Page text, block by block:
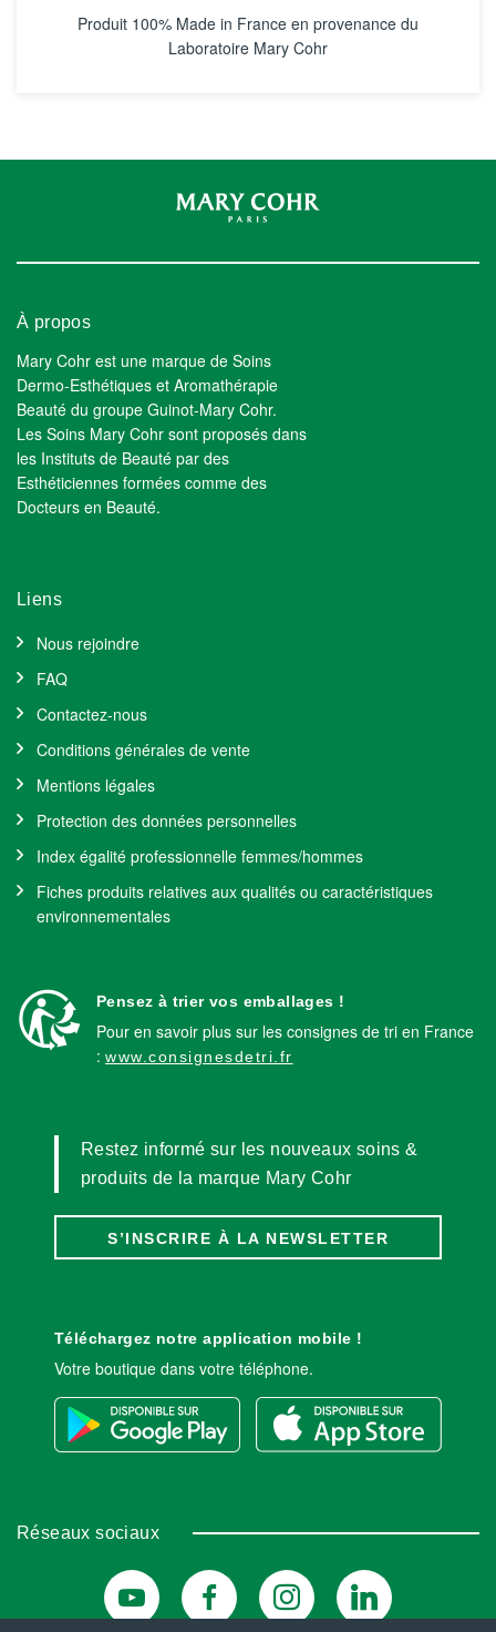
Produit 100% Made in France en provenance du
Laboratoire Mary Cohr
À propos
Mary Cohr est une marque de Soins
Dermo-Esthétiques et Aromathérapie
Beauté du groupe Guinot-Mary Cohr.
Les Soins Mary Cohr sont proposés dans
les Instituts de Beauté par des
Esthéticiennes formées comme des
Docteurs en Beauté.
Liens
Nous rejoindre
FAQ
Contactez-nous
Conditions générales de vente
Mentions légales
Protection des données personnelles
Index égalité professionnelle femmes/hommes
Fiches produits relatives aux qualités ou caractéristiques
environnementales
Pensez à trier vos emballages !
Pour en savoir plus sur les consignes de tri en France
: www.consignesdetri.fr
Restez informé sur les nouveaux soins &
produits de la marque Mary Cohr
S’INSCRIRE À LA NEWSLETTER
Téléchargez notre application mobile !
Votre boutique dans votre téléphone.
Réseaux sociaux